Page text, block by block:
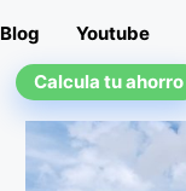
Blog Youtube
Calcula tu ahorro